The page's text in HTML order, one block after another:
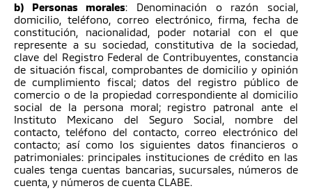
b) Personas morales: Denominación o razón social,
domicilio, teléfono, correo electrónico, firma, fecha de
constitución, nacionalidad, poder notarial con el que
represente a su sociedad, constitutiva de la sociedad,
clave del Registro Federal de Contribuyentes, constancia
de situación fiscal, comprobantes de domicilio y opinión
de cumplimiento fiscal; datos del registro público de
comercio o de la propiedad correspondiente al domicilio
social de la persona moral; registro patronal ante el
Instituto Mexicano del Seguro Social, nombre del
contacto, teléfono del contacto, correo electrónico del
contacto; así como los siguientes datos financieros o
patrimoniales: principales instituciones de crédito en las
cuales tenga cuentas bancarias, sucursales, números de
cuenta, y números de cuenta CLABE.